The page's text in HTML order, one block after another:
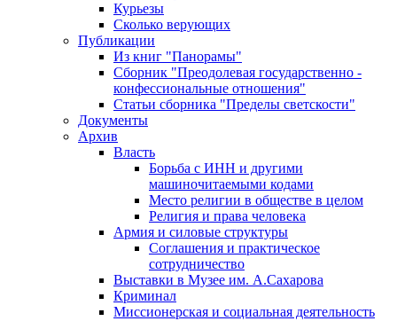
Курьезы
Сколько верующих
Публикации
Из книг "Панорамы"
Сборник "Преодолевая государственно -
конфессиональные отношения"
Статьи сборника "Пределы светскости"
Документы
Архив
Власть
Борьба с ИНН и другими
машиночитаемыми кодами
Место религии в обществе в целом
Религия и права человека
Армия и силовые структуры
Соглашения и практическое
сотрудничество
Выставки в Музее им. А.Сахарова
Криминал
Миссионерская и социальная деятельность